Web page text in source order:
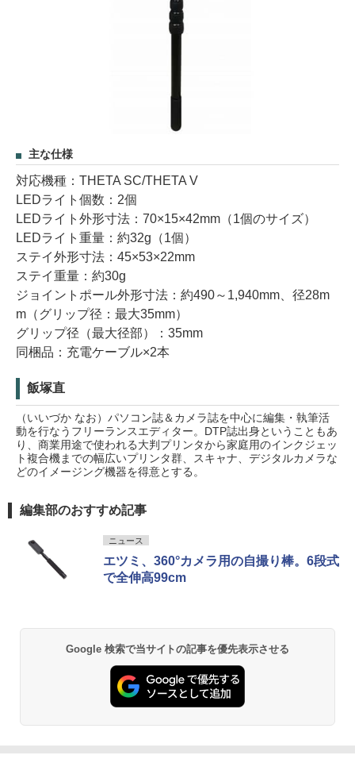
主な仕様
対応機種：THETA SC/THETA V
LEDライト個数：2個
LEDライト外形寸法：70×15×42mm（1個のサイズ）
LEDライト重量：約32g（1個）
ステイ外形寸法：45×53×22mm
ステイ重量：約30g
ジョイントポール外形寸法：約490～1,940mm、径28m
m（グリップ径：最大35mm）
グリップ径（最大径部）：35mm
同梱品：充電ケーブル×2本
飯塚直
（いいづか なお）パソコン誌＆カメラ誌を中心に編集・執筆活
動を行なうフリーランスエディター。DTP誌出身ということもあ
り、商業用途で使われる大判プリンタから家庭用のインクジェッ
ト複合機までの幅広いプリンタ群、スキャナ、デジタルカメラな
どのイメージング機器を得意とする。
編集部のおすすめ記事
ニュース
エツミ、360°カメラ用の自撮り棒。6段式
で全伸高99cm
Google 検索で当サイトの記事を優先表示させる